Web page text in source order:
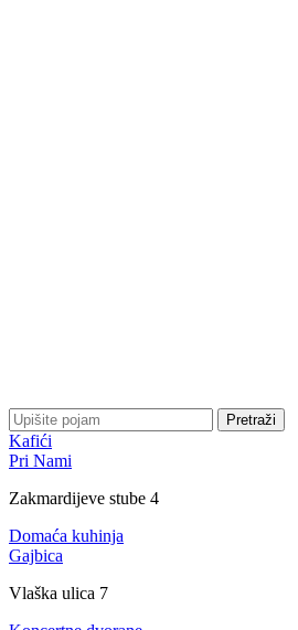
Pretraži
Kafići
Pri Nami
Zakmardijeve stube 4
Domaća kuhinja
Gajbica
Vlaška ulica 7